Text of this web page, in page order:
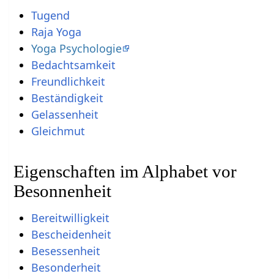
Tugend
Raja Yoga
Yoga Psychologie
Bedachtsamkeit
Freundlichkeit
Beständigkeit
Gelassenheit
Gleichmut
Eigenschaften im Alphabet vor
Besonnenheit
Bereitwilligkeit
Bescheidenheit
Besessenheit
Besonderheit